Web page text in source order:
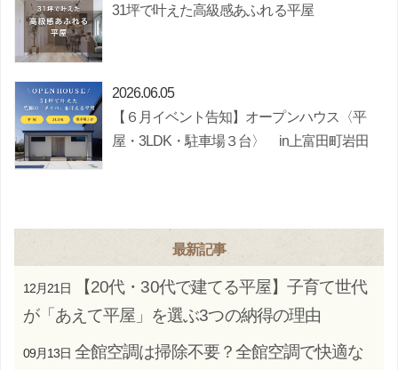
31坪で叶えた高級感あふれる平屋
2026.06.05
【６月イベント告知】オープンハウス〈平
屋・3LDK・駐車場３台〉 in上富田町岩田
最新記事
12月21日
【20代・30代で建てる平屋】子育て世代
が「あえて平屋」を選ぶ3つの納得の理由
09月13日 全館空調は掃除不要？全館空調で快適な